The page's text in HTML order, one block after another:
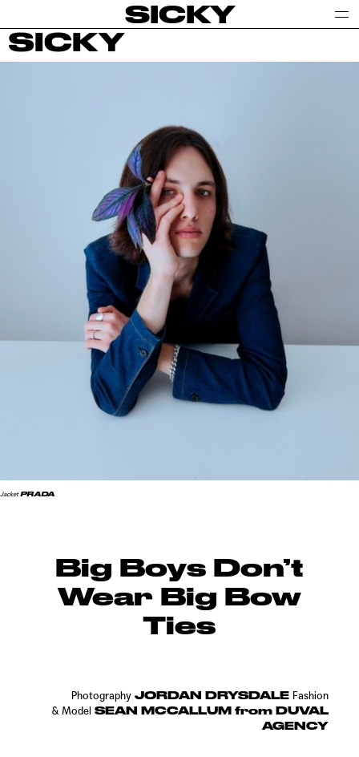
SICKY
JacketPRADA
Big Boys Don’t
Wear Big Bow
Ties
Photography JORDAN DRYSDALE Fashion
&Model SEAN MCCALLUM from DUVAL
AGENCY